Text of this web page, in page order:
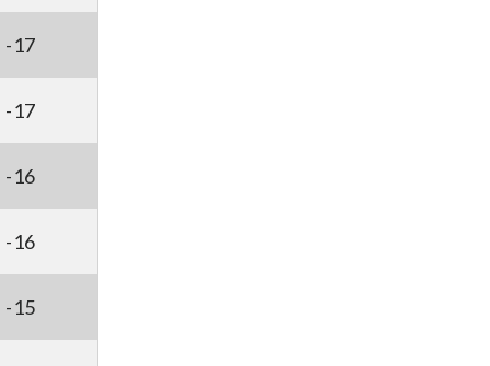
-17
-17
-16
-16
-15